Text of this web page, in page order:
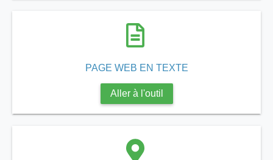
PAGE WEB EN TEXTE
Aller à l'outil